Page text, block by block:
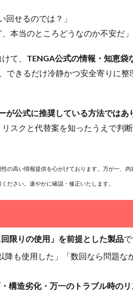
回せるのでは？」
本当のところどうなのか不安だ」
て、 TENGA公式の情報・知恵袋
できるだけ冷静かつ安全寄りに整
が公式に推奨している方法ではあ
スクと代替案を知ったうえで判
性の高い情報提供を心がけております。万が一、
ください。速やかに確認・修正いたします。
限りの使用」を前提とした製品で
も使用した」「数回なら問題な
構造劣化・万一のトラブル時のリ